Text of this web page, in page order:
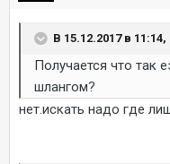
В 15.12.2017 в
Получается что так
шлангом?
нет.искать надо где